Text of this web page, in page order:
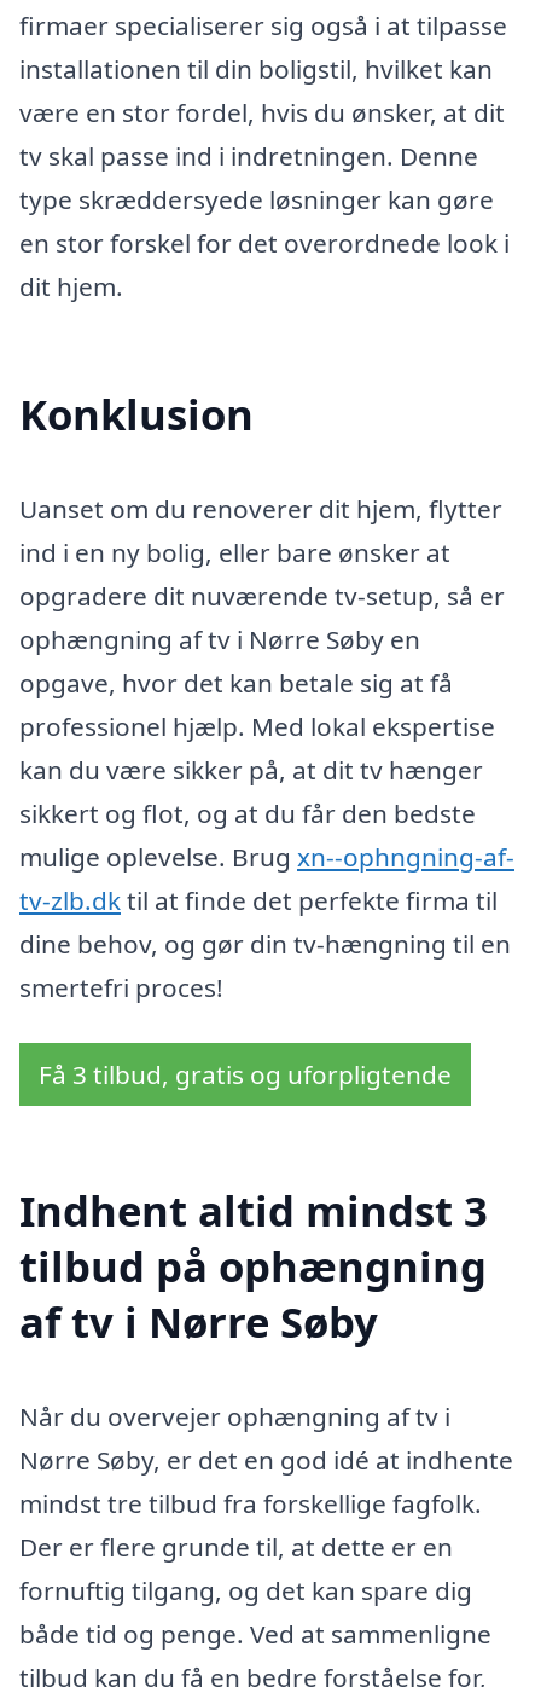
firmaer specialiserer sig også i at tilpasse
installationen til din boligstil, hvilket kan
være en stor fordel, hvis du ønsker, at dit
tv skal passe ind i indretningen. Denne
type skræddersyede løsninger kan gøre
en stor forskel for det overordnede look i
dit hjem.
Konklusion
Uanset om du renoverer dit hjem, flytter
ind i en ny bolig, eller bare ønsker at
opgradere dit nuværende tv-setup, så er
ophængning af tv i Nørre Søby en
opgave, hvor det kan betale sig at få
professionel hjælp. Med lokal ekspertise
kan du være sikker på, at dit tv hænger
sikkert og flot, og at du får den bedste
mulige oplevelse. Brug xn--ophngning-af-
tv-zlb.dktil at finde det perfekte firma til
dine behov, og gør din tv-hængning til en
smertefri proces!
Få 3 tilbud, gratis og uforpligtende
Indhent altid mindst 3
tilbud på ophængning
af tv i Nørre Søby
Når du overvejer ophængning af tv i
Nørre Søby, er det en god idé at indhente
mindst tre tilbud fra forskellige fagfolk.
Der er flere grunde til, at dette er en
fornuftig tilgang, og det kan spare dig
både tid og penge. Ved at sammenligne
tilbud kan du få en bedre forståelse for,